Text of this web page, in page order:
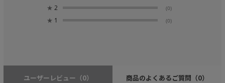
★ 2 (0)
★ 1 (0)
ユーザーレビュー （0） 商品のよくあるご質問 （0）